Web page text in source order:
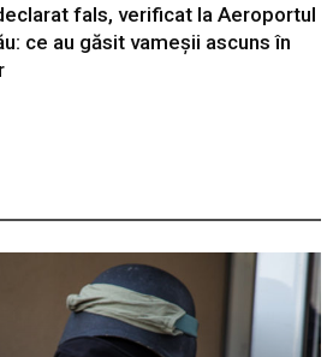
fals, verificat la Aeroportul
ce au găsit vameșii ascuns în